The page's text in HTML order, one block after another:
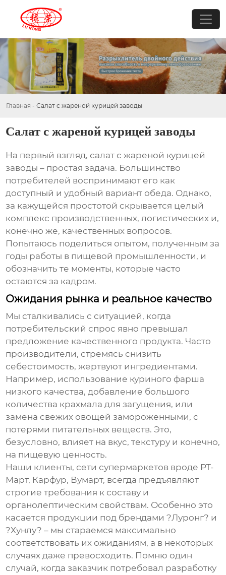
Главная - Салат с жареной курицей заводы
Салат с жареной курицей заводы
На первый взгляд, салат с жареной курицей
заводы – простая задача. Большинство
потребителей воспринимают его как
доступный и удобный вариант обеда. Однако,
за кажущейся простотой скрывается целый
комплекс производственных, логистических и,
конечно же, качественных вопросов.
Попытаюсь поделиться опытом, полученным за
годы работы в пищевой промышленности, и
обозначить те моменты, которые часто
остаются за кадром.
Ожидания рынка и реальное качество
Мы сталкивались с ситуацией, когда
потребительский спрос явно превышал
предложение качественного продукта. Часто
производители, стремясь снизить
себестоимость, жертвуют ингредиентами.
Например, использование куриного фарша
низкого качества, добавление большого
количества крахмала для загущения, или
замена свежих овощей замороженными, с
потерями питательных веществ. Это,
безусловно, влияет на вкус, текстуру и конечно,
на пищевую ценность.
Наши клиенты, сети супермаркетов вроде РТ-
Март, Карфур, Вумарт, всегда предъявляют
строгие требования к составу и
органолептическим свойствам. Особенно это
касается продукции под брендами ?Луронг? и
?Хунлу? – мы стараемся максимально
соответствовать их ожиданиям, а в некоторых
случаях даже превосходить. Помню один
случай, когда заказчик потребовал разработку